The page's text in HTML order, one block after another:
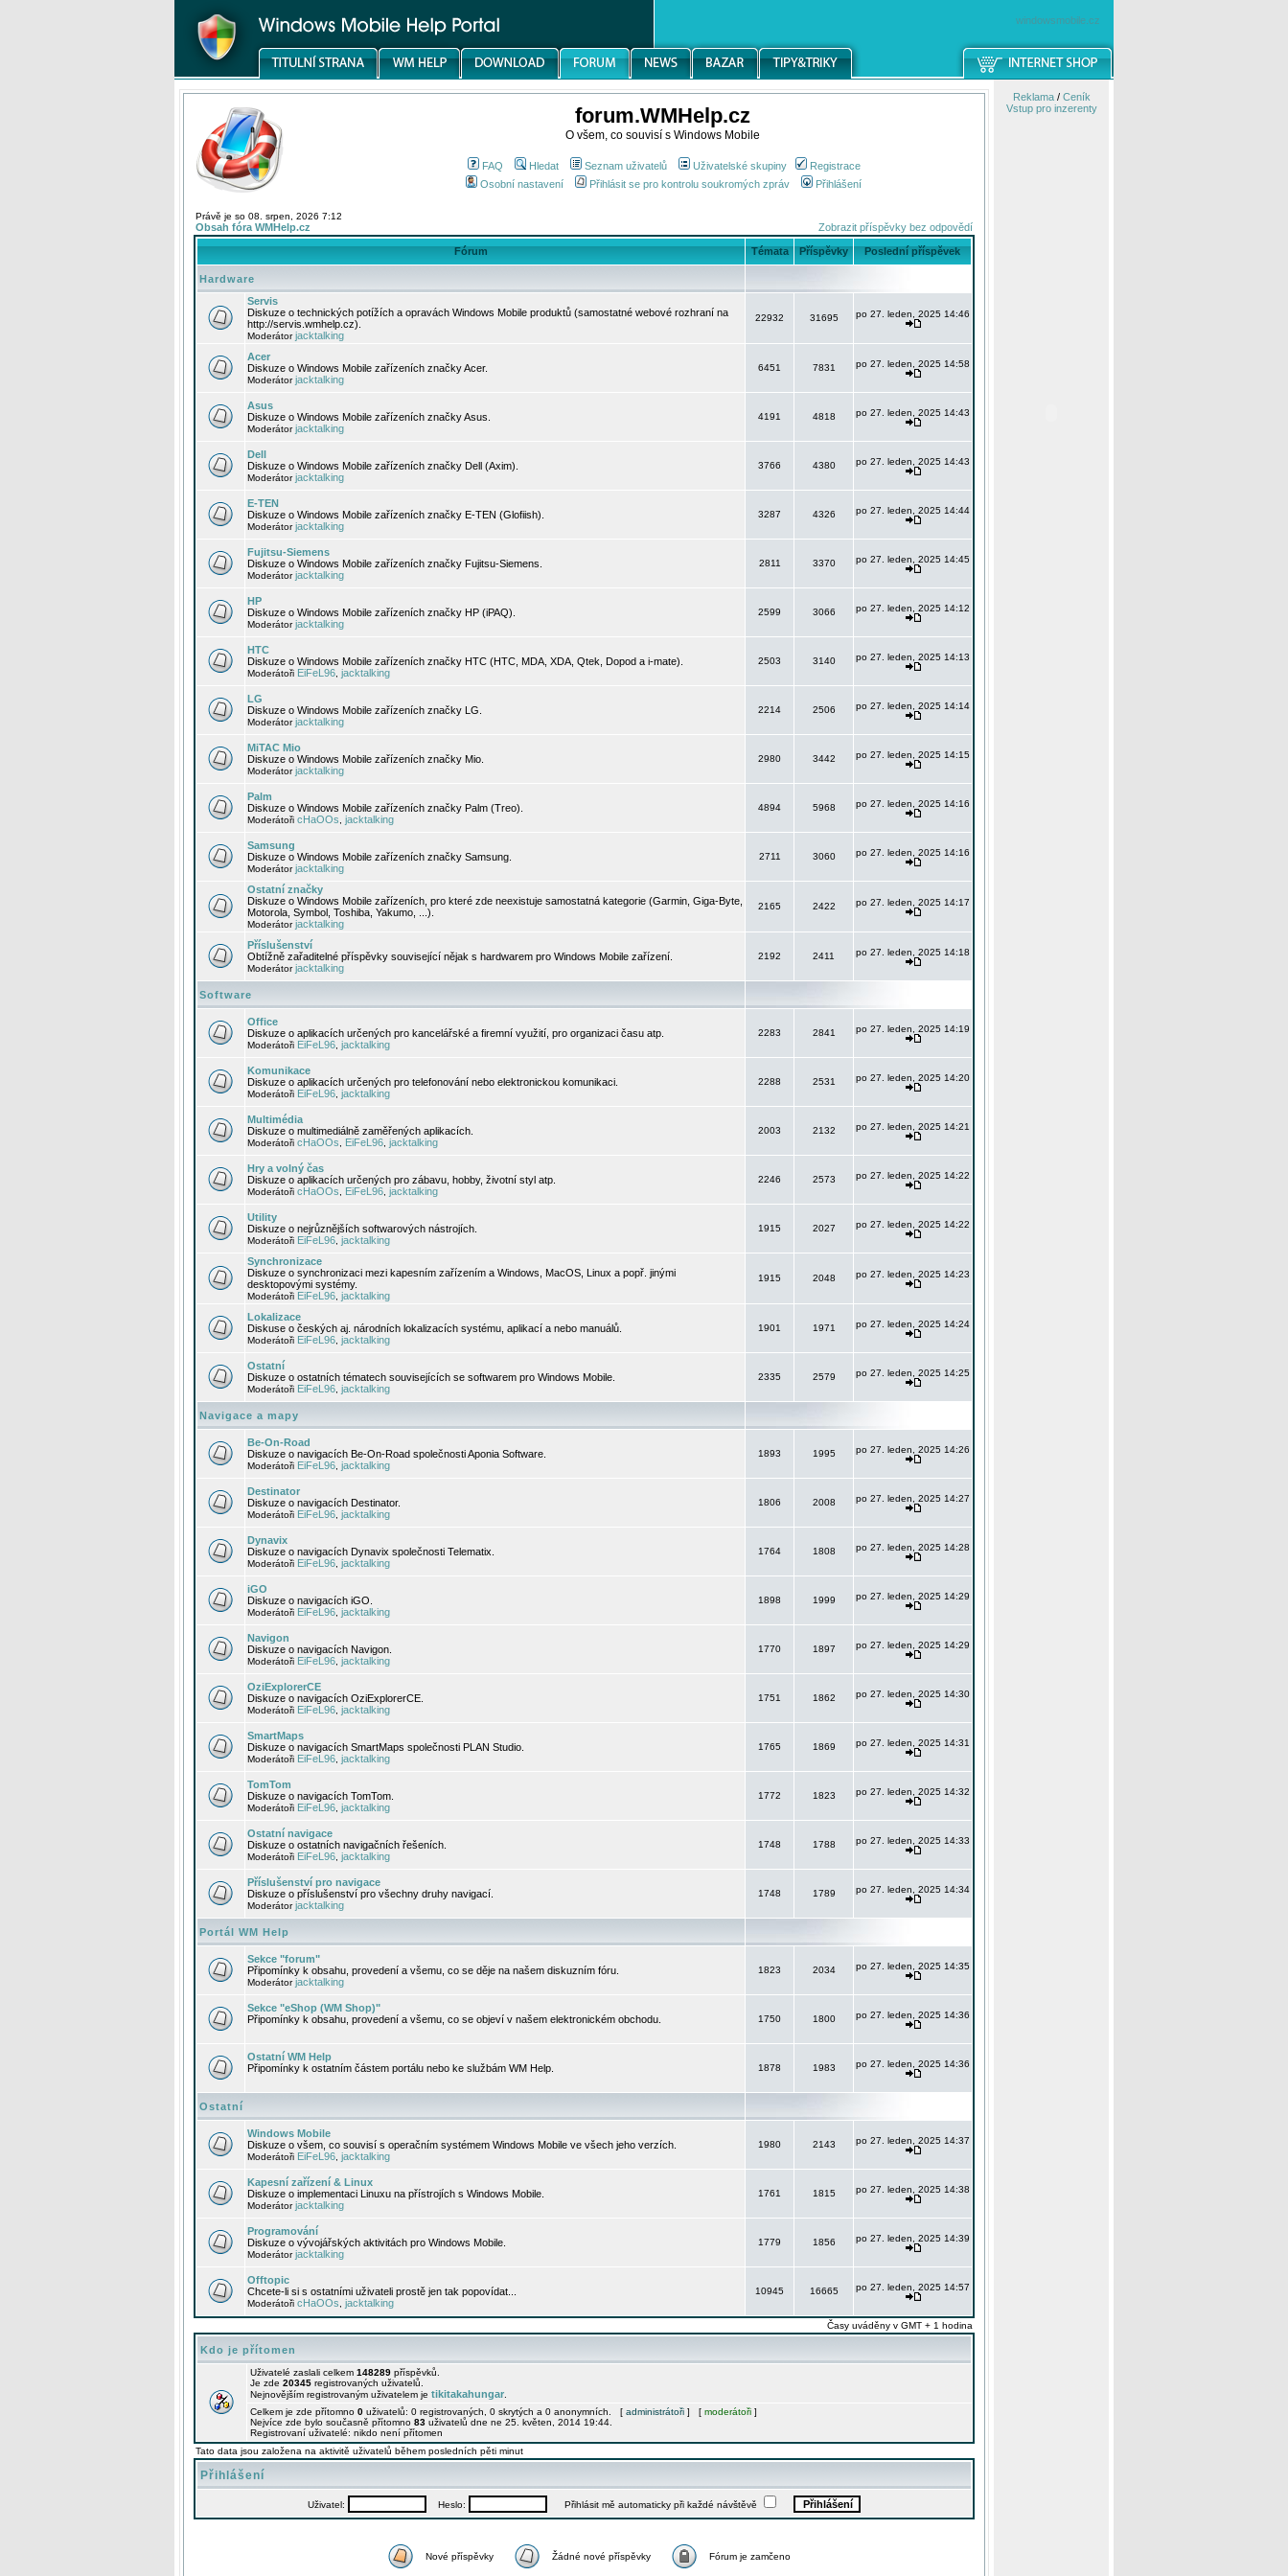
windowsmobile.cz
forum.WMHelp.cz
O všem, co souvisí s Windows Mobile
FAQ Hledat Seznam uživatelů Uživatelské skupiny
Registrace
Osobní nastavení
Přihlásit se pro kontrolu soukromých zpráv Přihlášení
Právě je so 08. srpen, 2026 7:12
Obsah fóra WMHelp.cz Zobrazit příspěvky bez odpovědí
Fórum Témata Příspěvky Poslední příspěvek
Hardware
Servis
Diskuze o technických potížích a opravách Windows Mobile produktů (samostatné webové rozhraní na
http://servis.wmhelp.cz).
Moderátorjacktalking
22932 31695 po 27. leden, 2025 14:46
Acer
Diskuze o Windows Mobile zařízeních značky Acer.
Moderátorjacktalking
6451 7831 po 27. leden, 2025 14:58
Asus
Diskuze o Windows Mobile zařízeních značky Asus.
Moderátorjacktalking
4191 4818 po 27. leden, 2025 14:43
Dell
Diskuze o Windows Mobile zařízeních značky Dell (Axim).
Moderátorjacktalking
3766 4380 po 27. leden, 2025 14:43
E-TEN
Diskuze o Windows Mobile zařízeních značky E-TEN (Glofiish).
Moderátorjacktalking
3287 4326 po 27. leden, 2025 14:44
Fujitsu-Siemens
Diskuze o Windows Mobile zařízeních značky Fujitsu-Siemens.
Moderátorjacktalking
2811 3370 po 27. leden, 2025 14:45
HP
Diskuze o Windows Mobile zařízeních značky HP (iPAQ).
Moderátorjacktalking
2599 3066 po 27. leden, 2025 14:12
HTC
Diskuze o Windows Mobile zařízeních značky HTC (HTC, MDA, XDA, Qtek, Dopod a i-mate).
Moderátoři EiFeL96 jacktalking
2503 3140 po 27. leden, 2025 14:13
LG
Diskuze o Windows Mobile zařízeních značky LG.
Moderátorjacktalking
2214 2506 po 27. leden, 2025 14:14
MiTAC Mio
Diskuze o Windows Mobile zařízeních značky Mio.
Moderátorjacktalking
2980 3442 po 27. leden, 2025 14:15
Palm
Diskuze o Windows Mobile zařízeních značky Palm (Treo).
Moderátoři cHaOOs jacktalking
4894 5968 po 27. leden, 2025 14:16
Samsung
Diskuze o Windows Mobile zařízeních značky Samsung.
Moderátorjacktalking
2711 3060 po 27. leden, 2025 14:16
Ostatní značky
Diskuze o Windows Mobile zařízeních, pro které zde neexistuje samostatná kategorie (Garmin, Giga-Byte,
Motorola, Symbol, Toshiba, Yakumo, ...).
Moderátorjacktalking
2165 2422 po 27. leden, 2025 14:17
Příslušenství
Obtížně zařaditelné příspěvky související nějak s hardwarem pro Windows Mobile zařízení.
Moderátorjacktalking
2192 2411 po 27. leden, 2025 14:18
Software
Office
Diskuze o aplikacích určených pro kancelářské a firemní využití, pro organizaci času atp.
Moderátoři EiFeL96 jacktalking
2283 2841 po 27. leden, 2025 14:19
Komunikace
Diskuze o aplikacích určených pro telefonování nebo elektronickou komunikaci.
Moderátoři EiFeL96 jacktalking
2288 2531 po 27. leden, 2025 14:20
Multimédia
Diskuze o multimediálně zaměřených aplikacích.
Moderátoři cHaOOs EiFeL96 jacktalking
2003 2132 po 27. leden, 2025 14:21
Hry a volný čas
Diskuze o aplikacích určených pro zábavu, hobby, životní styl atp.
Moderátoři cHaOOs EiFeL96 jacktalking
2246 2573 po 27. leden, 2025 14:22
Utility
Diskuze o nejrůznějších softwarových nástrojích.
Moderátoři EiFeL96 jacktalking
1915 2027 po 27. leden, 2025 14:22
Synchronizace
Diskuze o synchronizaci mezi kapesním zařízením a Windows, MacOS, Linux a popř. jinými
desktopovými systémy.
Moderátoři EiFeL96 jacktalking
1915 2048 po 27. leden, 2025 14:23
Lokalizace
Diskuse o českých aj. národních lokalizacích systému, aplikací a nebo manuálů.
Moderátoři EiFeL96 jacktalking
1901 1971 po 27. leden, 2025 14:24
Ostatní
Diskuze o ostatních tématech souvisejících se softwarem pro Windows Mobile.
Moderátoři EiFeL96 jacktalking
2335 2579 po 27. leden, 2025 14:25
Navigace a mapy
Be-On-Road
Diskuze o navigacích Be-On-Road společnosti Aponia Software.
Moderátoři EiFeL96 jacktalking
1893 1995 po 27. leden, 2025 14:26
Destinator
Diskuze o navigacích Destinator.
Moderátoři EiFeL96 jacktalking
1806 2008 po 27. leden, 2025 14:27
Dynavix
Diskuze o navigacích Dynavix společnosti Telematix.
Moderátoři EiFeL96 jacktalking
1764 1808 po 27. leden, 2025 14:28
iGO
Diskuze o navigacích iGO.
Moderátoři EiFeL96 jacktalking
1898 1999 po 27. leden, 2025 14:29
Navigon
Diskuze o navigacích Navigon.
Moderátoři EiFeL96 jacktalking
1770 1897 po 27. leden, 2025 14:29
OziExplorerCE
Diskuze o navigacích OziExplorerCE.
Moderátoři EiFeL96 jacktalking
1751 1862 po 27. leden, 2025 14:30
SmartMaps
Diskuze o navigacích SmartMaps společnosti PLAN Studio.
Moderátoři EiFeL96 jacktalking
1765 1869 po 27. leden, 2025 14:31
TomTom
Diskuze o navigacích TomTom.
Moderátoři EiFeL96 jacktalking
1772 1823 po 27. leden, 2025 14:32
Ostatní navigace
Diskuze o ostatních navigačních řešeních.
Moderátoři EiFeL96 jacktalking
1748 1788 po 27. leden, 2025 14:33
Příslušenství pro navigace
Diskuze o příslušenství pro všechny druhy navigací.
Moderátorjacktalking
1748 1789 po 27. leden, 2025 14:34
Portál WM Help
Sekce "forum"
Připomínky k obsahu, provedení a všemu, co se děje na našem diskuzním fóru.
Moderátorjacktalking
1823 2034 po 27. leden, 2025 14:35
Sekce "eShop (WM Shop)"
Připomínky k obsahu, provedení a všemu, co se objeví v našem elektronickém obchodu.
1750 1800 po 27. leden, 2025 14:36
Ostatní WM Help
Připomínky k ostatním částem portálu nebo ke službám WM Help.
1878 1983 po 27. leden, 2025 14:36
Ostatní
Windows Mobile
Diskuze o všem, co souvisí s operačním systémem Windows Mobile ve všech jeho verzích.
Moderátoři EiFeL96 jacktalking
1980 2143 po 27. leden, 2025 14:37
Kapesní zařízení & Linux
Diskuze o implementaci Linuxu na přístrojích s Windows Mobile.
Moderátorjacktalking
1761 1815 po 27. leden, 2025 14:38
Programování
Diskuze o vývojářských aktivitách pro Windows Mobile.
Moderátorjacktalking
1779 1856 po 27. leden, 2025 14:39
Offtopic
Chcete-li si s ostatními uživateli prostě jen tak popovídat...
Moderátoři cHaOOs jacktalking
10945 16665 po 27. leden, 2025 14:57
Časy uváděny v GMT + 1 hodina
Kdo je přítomen
Uživatelé zaslali celkem 148289 příspěvků.
Je zde 20345 registrovaných uživatelů.
Nejnovějším registrovaným uživatelem je tikitakahungar
Celkem je zde přítomno 0 uživatelů: 0 registrovaných, 0 skrytých a 0 anonymních. [ administrátoři ] [ moderátoři ]
Nejvíce zde bylo současně přítomno 83 uživatelů dne ne 25. květen, 2014 19:44.
Registrovaní uživatelé: nikdo není přítomen
Tato data jsou založena na aktivitě uživatelů během posledních pěti minut
Přihlášení
Uživatel: Heslo: Přihlásit mě automaticky při každé návštěvě
Nové příspěvky Žádné nové příspěvky Fórum je zamčeno
Reklama/ Ceník
Vstup pro inzerenty